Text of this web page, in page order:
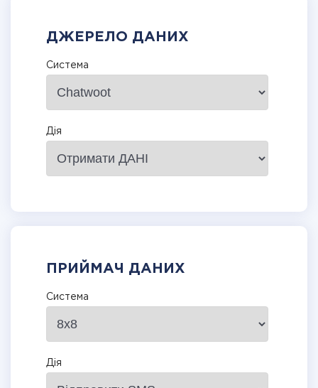
ДЖЕРЕЛО ДАНИХ
Система
Дія
ПРИЙМАЧ ДАНИХ
Система
Дія